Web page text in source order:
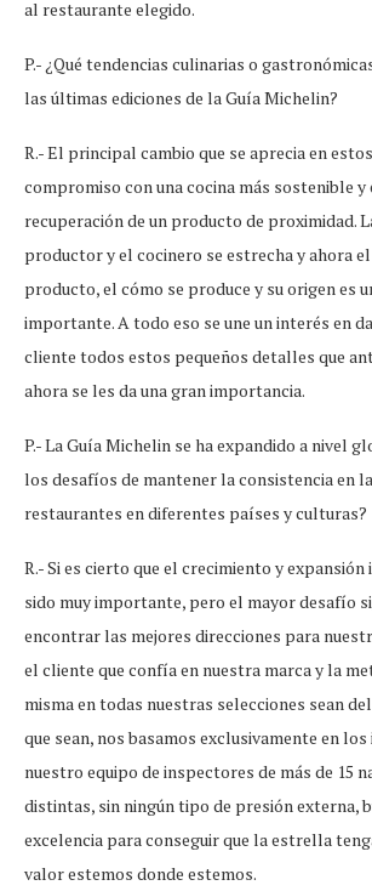
al restaurante elegido.
P.- ¿Qué tendencias culinarias o
las últimas ediciones de la Guía Michelin?
R.- El principal cambio que se aprecia en
compromiso con una cocina más sostenible y
recuperación de un producto de proximidad.
productor y el cocinero se estrecha y ahora
producto, el cómo se produce y su origen es
importante. A todo eso se une un interés en
cliente todos estos pequeños detalles que
ahora se les da una gran importancia.
P.- La Guía Michelin se ha expandido a nivel
los desafíos de mantener la consistencia en
restaurantes en diferentes países y culturas?
R.- Si es cierto que el crecimiento y
sido muy importante, pero el mayor desafío
encontrar las mejores direcciones para
el cliente que confía en nuestra marca y la
misma en todas nuestras selecciones sean
que sean, nos basamos exclusivamente en
nuestro equipo de inspectores de más de 15
distintas, sin ningún tipo de presión externa,
excelencia para conseguir que la estrella
valor estemos donde estemos.